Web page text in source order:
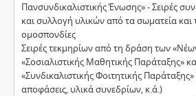
Πανσυνδικαλιστικής Ένωσης» - Σειρές
και συλλογή υλικών από τα σωµατεία και
οµοσπονδίες
Σειρές τεκµηρίων από τη δράση των
«Σοσιαλιστικής Μαθητικής Παράταξης»
«Συνδικαλιστικής Φοιτητικής
αποφάσεις, υλικά συνεδρίων, κ.ά.)